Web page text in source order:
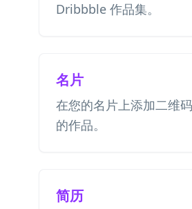
Dribbble 作品集。
名片
在您的名片上添加二维
的作品。
简历